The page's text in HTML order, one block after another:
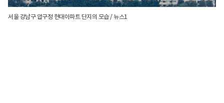
서울 강남구 압구정 현대아파트 단지의 모습 / 뉴스1